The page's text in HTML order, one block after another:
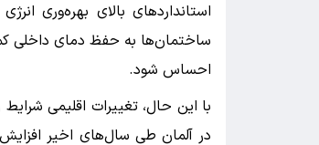
استانداردهای بالای بهره‌وری
ساختمان‌ها به حفظ دمای داخلی
احساس شود.
با این حال، تغییرات اقلیمی
در آلمان طی سال‌های اخیر